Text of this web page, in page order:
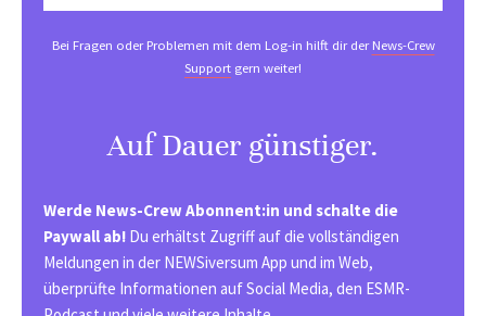
Bei Fragen oder Problemen mit dem Log-in hilft dir derNews-Crew
Support gern weiter!
Auf Dauer günstiger.
Werde News-Crew Abonnent:in und schalte die
Paywall ab! Du erhältst Zugriff auf die vollständigen
Meldungen in der NEWSiversum App und im Web,
überprüfte Informationen auf Social Media, den ESMR-